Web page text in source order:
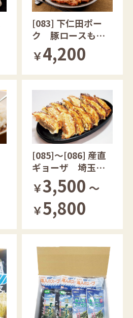
[083] 下仁田ポー
ク 豚ロースもろ
み味噌漬け／しも
にた肉焼売
￥4,200
[085]～[086] 産直
ギョーザ 埼玉県
産香り豚使用
￥3,500 ～
￥5,800